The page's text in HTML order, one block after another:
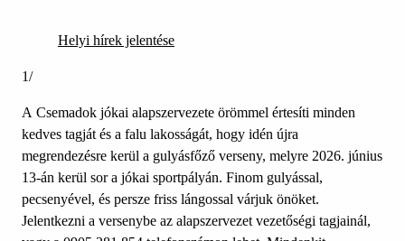
Helyi hírek jelentése
1/
A Csemadok jókai alapszervezete örömmel értesíti minden
kedves tagját és a falu lakosságát, hogy idén újra
megrendezésre kerül a gulyásfőző verseny, melyre 2026. június
13-án kerül sor a jókai sportpályán. Finom gulyással,
pecsenyével, és persze friss lángossal várjuk önöket.
Jelentkezni a versenybe az alapszervezet vezetőségi tagjainál,